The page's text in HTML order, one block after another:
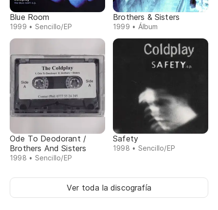
Blue Room
1999 • Sencillo/EP
Brothers & Sisters
1999 • Álbum
Ode To Deodorant /
Brothers And Sisters
1998 • Sencillo/EP
Safety
1998 • Sencillo/EP
Ver toda la discografía